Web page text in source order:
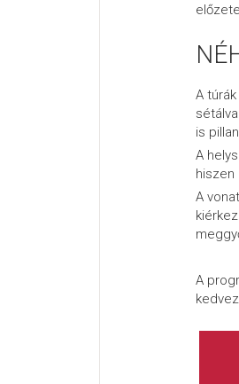
A
is
A
hiszen
A
A